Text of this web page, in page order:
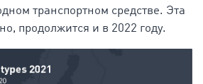
транспортном средстве. Эта
продолжится и в 2022 году.